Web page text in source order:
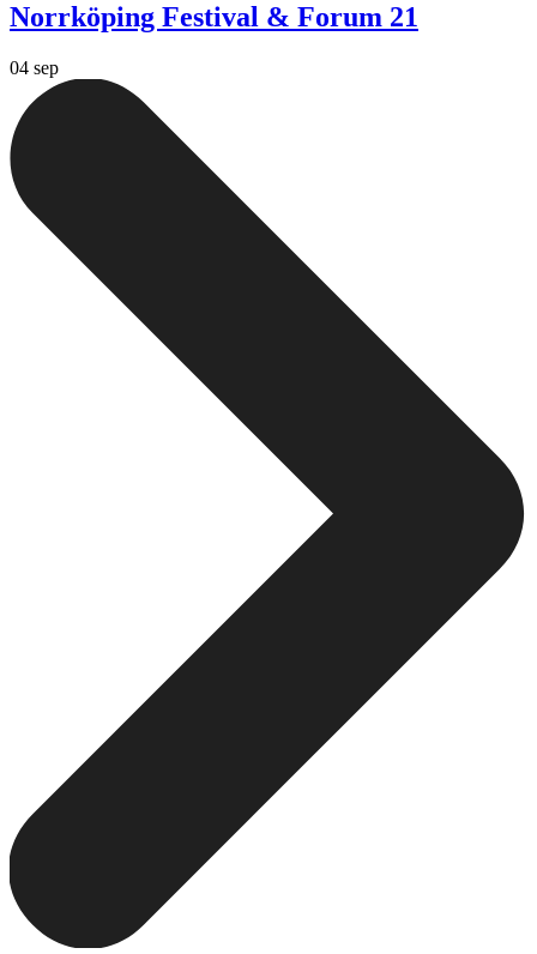
Norrköping Festival & Forum 21
04 sep